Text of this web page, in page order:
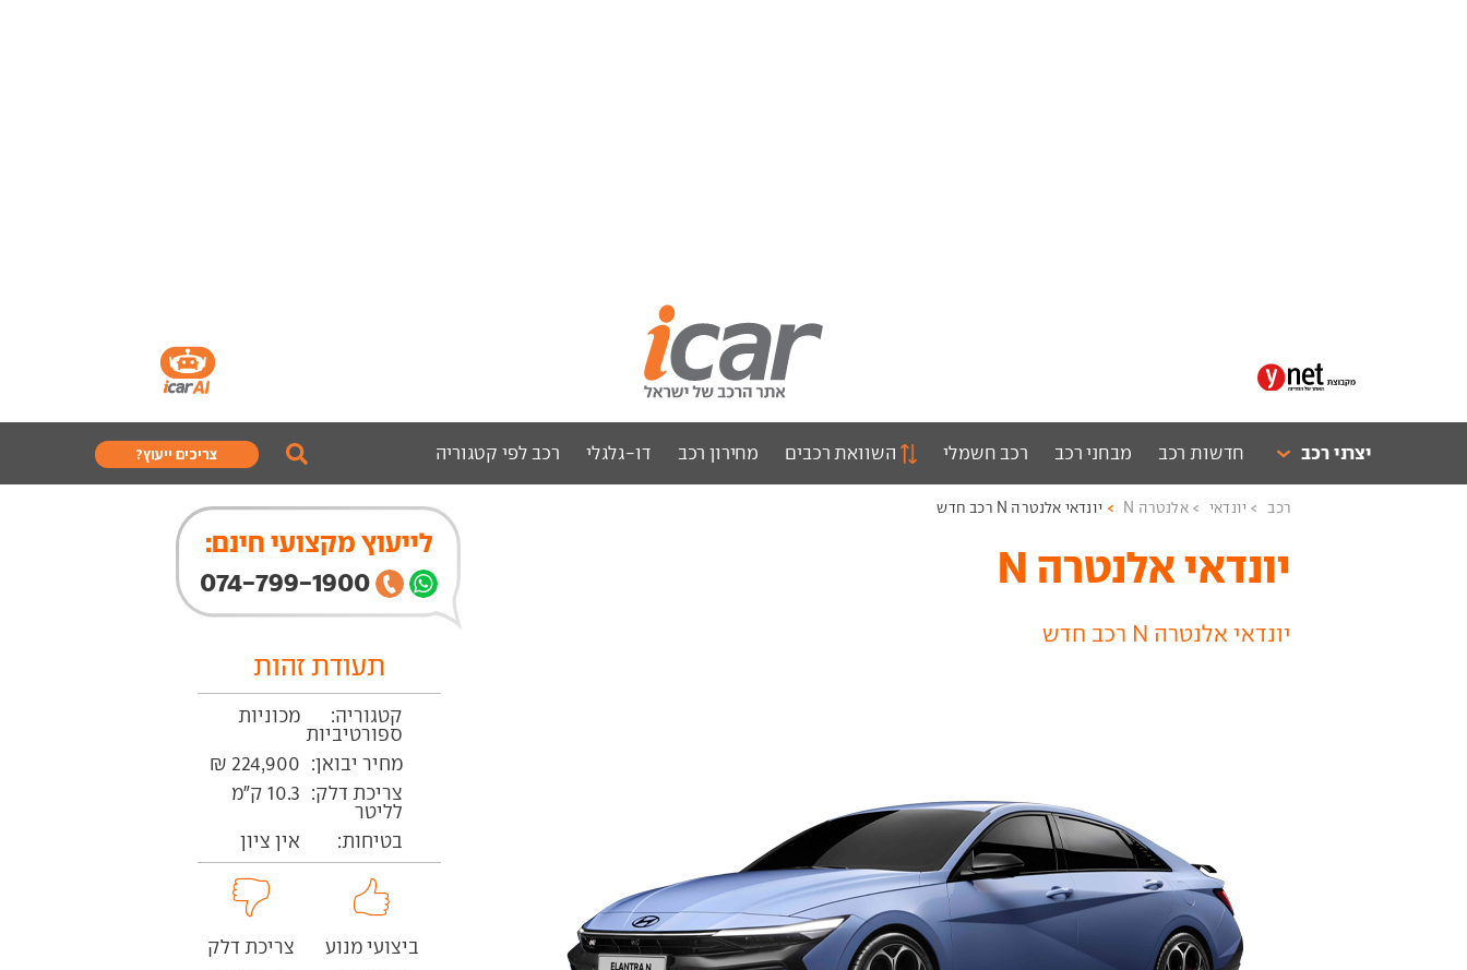
יצרני רכב חדשות רכב מבחני רכב רכב חשמלי השוואת רכבים מחירון רכב דו-גלגלי רכב לפי קטגוריה צריכים ייעוץ?
רכב יונדאי אלנטרה N יונדאי אלנטרה N רכב חדש
לייעוץ מקצועי חינם:
יונדאי אלנטרה N ‏
יונדאי אלנטרה N רכב חדש
תעודת זהות
קטגוריה: מכוניות
ספורטיביות
מחיר יבואן:
צריכת דלק:
10.3 ק"מ
לליטר
בטיחות:
אין ציון
ביצועי מנוע
צריכת דלק